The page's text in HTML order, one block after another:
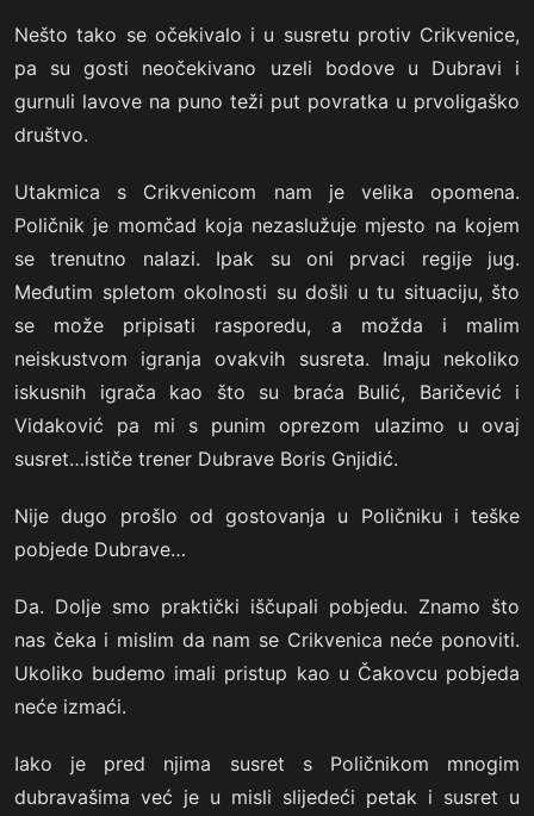
Nešto tako se očekivalo i u susretu protiv Crikvenice,
pa su gosti neočekivano uzeli bodove u Dubravi i
gurnuli lavove na puno teži put povratka u prvoligaško
društvo.
Utakmica s Crikvenicom nam je velika opomena.
Poličnik je momčad koja nezaslužuje mjesto na kojem
se trenutno nalazi. Ipak su oni prvaci regije jug.
Međutim spletom okolnosti su došli u tu situaciju, što
se može pripisati rasporedu, a možda i malim
neiskustvom igranja ovakvih susreta. Imaju nekoliko
iskusnih igrača kao što su braća Bulić, Baričević i
Vidaković pa mi s punim oprezom ulazimo u ovaj
susret…ističe trener Dubrave Boris Gnjidić.
Nije dugo prošlo od gostovanja u Poličniku i teške
pobjede Dubrave…
Da. Dolje smo praktički iščupali pobjedu. Znamo što
nas čeka i mislim da nam se Crikvenica neće ponoviti.
Ukoliko budemo imali pristup kao u Čakovcu pobjeda
neće izmaći.
Iako je pred njima susret s Poličnikom mnogim
dubravašima već je u misli slijedeći petak i susret u